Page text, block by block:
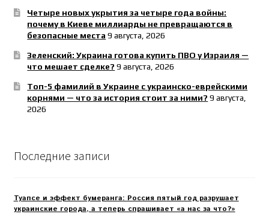
Четыре новых укрытия за четыре года войны:
почему в Киеве миллиарды не превращаются в
безопасные места 9 августа, 2026
Зеленский: Украина готова купить ПВО у Израиля —
что мешает сделке? 9 августа, 2026
Топ-5 фамилий в Украине с украинско-еврейскими
корнями — что за история стоит за ними? 9 августа,
2026
Последние записи
Туапсе и эффект бумеранга: Россия пятый год разрушает
украинские города, а теперь спрашивает «а нас за что?»